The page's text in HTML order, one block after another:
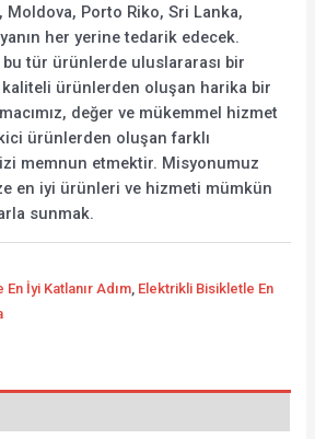
Moldova, Porto Riko, Sri Lanka,
her yerine tedarik edecek.
tür ürünlerde uluslararası bir
ürünlerden oluşan harika bir
değer ve mükemmel hizmet
ürünlerden oluşan farklı
memnun etmektir. Misyonumuz
en iyi ürünleri ve hizmeti mümkün
sunmak.
İyi Katlanır Adım Elektrikli Bisikletle En